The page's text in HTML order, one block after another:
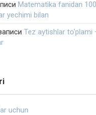
Matematika fanidan
yechimi bilan
Tez aytishlar
uchun